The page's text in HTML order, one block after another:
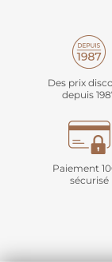
Des prix
depuis
Paiement
sécurisé